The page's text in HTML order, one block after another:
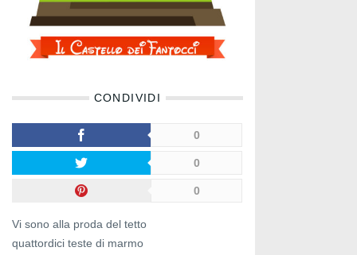
CONDIVIDI
0
0
0
Vi sono alla proda del tetto
quattordici teste di marmo